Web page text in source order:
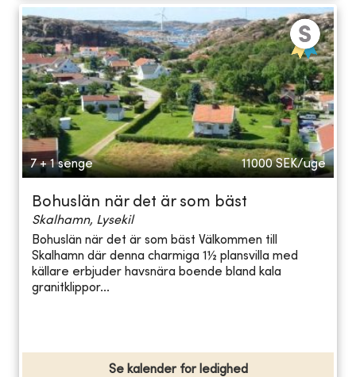
7 + 1 senge 11000 SEK/uge
Bohuslän när det är som bäst
Skalhamn, Lysekil
Bohuslän när det är som bäst Välkommen till
Skalhamn där denna charmiga 1½ plansvilla med
källare erbjuder havsnära boende bland kala
granitklippor...
Se kalender for ledighed